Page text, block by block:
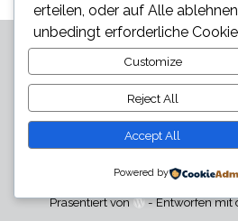
Star und Promi News - Aktuelle
über den neuesten Klatsch und
Reserved.
Präsentiert von - Entworfen mit
erteilen, oder auf Alle ablehnen
unbedingt erforderliche
Customize
Reject All
Accept All
Powered by